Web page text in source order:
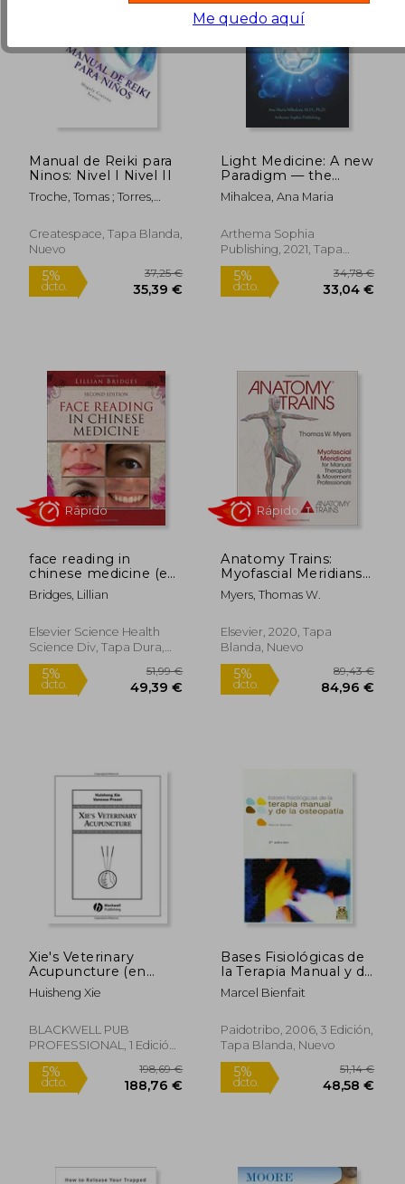
Manual de Reiki para
Ninos: Nivel I Nivel II
Troche, Tomas ; Torres,
Createspace, Tapa Blanda,
Nuevo
Light Medicine: A new
Paradigm — the
Science of Light,
Spirit, and Longevity
Mihalcea, Ana Maria
Arthema Sophia
Publishing, 2021, Tapa
Blanda, Nuevo
face reading in
chinese medicine (en
Inglés)
Bridges, Lillian
Elsevier Science Health
Science Div, Tapa Dura,
Nuevo
Anatomy Trains:
Myofascial Meridians
for Manual Therapists
and Movement
Inglés)
Myers, Thomas W.
Elsevier, 2020, Tapa
Blanda, Nuevo
Xie's Veterinary
Acupuncture (en
Inglés)
Huisheng Xie
BLACKWELL PUB
PROFESSIONAL, 1 Edición,
Tapa Dura, Nuevo
Bases Fisiológicas de
la Terapia Manual y de
la Osteopatía
Marcel Bienfait
Paidotribo, 2006, 3 Edición,
Tapa Blanda, Nuevo
Me quedo aquí